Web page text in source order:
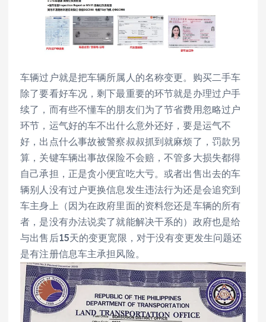
车辆过户就是把车辆所属人的名称变更。购买二手车
除了要看好车况，剩下最重要的环节就是办理过户手
续了，而有些不懂车的朋友们为了节省费用忽略过户
环节，运气好的车不出什么意外还好，要是运气不
好，出点什么事故被警察叔叔抓到就麻烦了，罚款另
算，关键车辆出事故保险不会赔，不管多大损失都得
自己承担，正是贪小便宜吃大亏。或者出售出去的车
辆别人没有过户更换信息发生违法行为还是会追究到
车主身上（因为在政府里面的资料您还是车辆的所有
者，是没有办法说卖了就能解决干系的）政府也是给
与出售后15天的变更宽限，对于没有变更发生问题还
是有注册信息车主承担风险。